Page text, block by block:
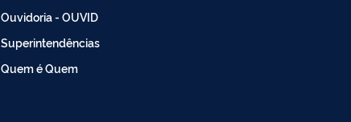
Ouvidoria - OUVID
Superintendências
Quem é Quem